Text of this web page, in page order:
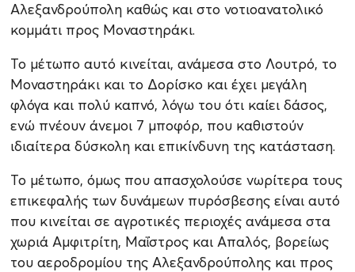
Αλεξανδρούπολη καθώς και στο νοτιοανατολικό
κομμάτι προς Μοναστηράκι.
Το μέτωπο αυτό κινείται, ανάμεσα στο Λουτρό, το
Μοναστηράκι και το Δορίσκο και έχει μεγάλη
φλόγα και πολύ καπνό, λόγω του ότι καίει δάσος,
ενώ πνέουν άνεμοι 7 μποφόρ, που καθιστούν
ιδιαίτερα δύσκολη και επικίνδυνη της κατάσταση.
Το μέτωπο, όμως που απασχολούσε νωρίτερα τους
επικεφαλής των δυνάμεων πυρόσβεσης είναι αυτό
που κινείται σε αγροτικές περιοχές ανάμεσα στα
χωριά Αμφιτρίτη, Μαΐστρος και Απαλός, βορείως
του αεροδρομίου της Αλεξανδρούπολης και προς